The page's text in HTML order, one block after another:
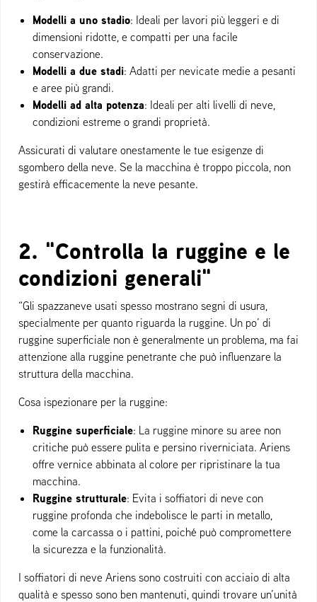
Modelli a uno stadio: Ideali per lavori più leggeri e di
dimensioni ridotte, e compatti per una facile
conservazione.
Modelli a due stadi: Adatti per nevicate medie a pesanti
e aree più grandi.
Modelli ad alta potenza: Ideali per alti livelli di neve,
condizioni estreme o grandi proprietà.
Assicurati di valutare onestamente le tue esigenze di
sgombero della neve. Se la macchina è troppo piccola, non
gestirà efficacemente la neve pesante.
2. "Controlla la ruggine e le
condizioni generali"
“Gli spazzaneve usati spesso mostrano segni di usura,
specialmente per quanto riguarda la ruggine. Un po’ di
ruggine superficiale non è generalmente un problema, ma fai
attenzione alla ruggine penetrante che può influenzare la
struttura della macchina.
Cosa ispezionare per la ruggine:
Ruggine superficiale: La ruggine minore su aree non
critiche può essere pulita e persino riverniciata. Ariens
offre vernice abbinata al colore per ripristinare la tua
macchina.
Ruggine strutturale: Evita i soffiatori di neve con
ruggine profonda che indebolisce le parti in metallo,
come la carcassa o i pattini, poiché può compromettere
la sicurezza e la funzionalità.
I soffiatori di neve Ariens sono costruiti con acciaio di alta
qualità e spesso sono ben mantenuti, quindi trovare un’unità